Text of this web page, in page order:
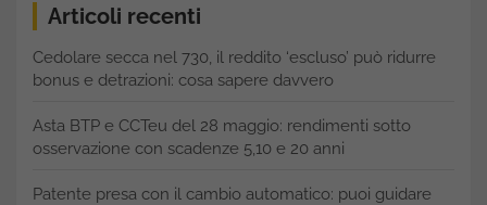
Articoli recenti
Cedolare secca nel 730, il reddito ‘escluso’ può ridurre
bonus e detrazioni: cosa sapere davvero
Asta BTP e CCTeu del 28 maggio: rendimenti sotto
osservazione con scadenze 5,10 e 20 anni
Patente presa con il cambio automatico: puoi guidare